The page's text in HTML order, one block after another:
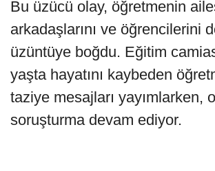
Bu üzücü olay, öğretmenin
arkadaşlarını ve öğrencilerini
üzüntüye boğdu. Eğitim
yaşta hayatını kaybeden
taziye mesajları yayımlarken,
soruşturma devam ediyor.